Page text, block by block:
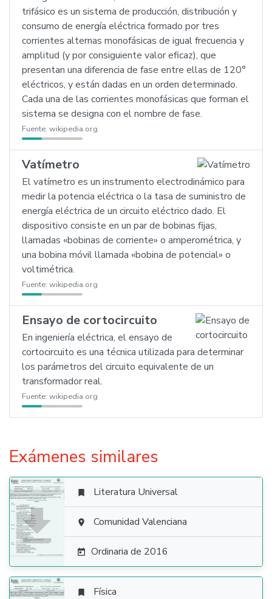
trifásico es un sistema de producción, distribución y
consumo de energía eléctrica formado por tres
corrientes alternas monofásicas de igual frecuencia y
amplitud (y por consiguiente valor eficaz), que
presentan una diferencia de fase entre ellas de 120°
eléctricos, y están dadas en un orden determinado.
Cada una de las corrientes monofásicas que forman el
sistema se designa con el nombre de fase.
Fuente: wikipedia.org
Vatímetro
El vatímetro es un instrumento electrodinámico para
medir la potencia eléctrica o la tasa de suministro de
energía eléctrica de un circuito eléctrico dado. El
dispositivo consiste en un par de bobinas fijas,
llamadas «bobinas de corriente» o amperométrica, y
una bobina móvil llamada «bobina de potencial» o
voltimétrica.
Fuente: wikipedia.org
Ensayo de cortocircuito
En ingeniería eléctrica, el ensayo de
cortocircuito es una técnica utilizada para determinar
los parámetros del circuito equivalente de un
transformador real.
Fuente: wikipedia.org
Exámenes similares

 Literatura Universal
 Comunidad Valenciana
 Ordinaria de 2016
 Física